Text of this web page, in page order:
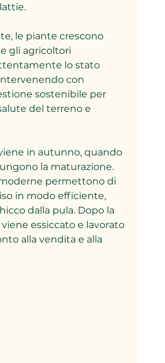
le piante crescono
gli agricoltori
lo stato
con
sostenibile per
del terreno e
in autunno, quando
la maturazione.
permettono di
in modo efficiente,
dalla pula. Dopo la
viene essiccato e lavorato
alla vendita e alla